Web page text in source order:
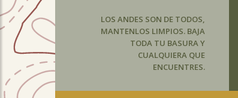
LOS ANDES SON DE TODOS,
MANTENLOS LIMPIOS. BAJA
TODA TU BASURA Y
CUALQUIERA QUE
ENCUENTRES.